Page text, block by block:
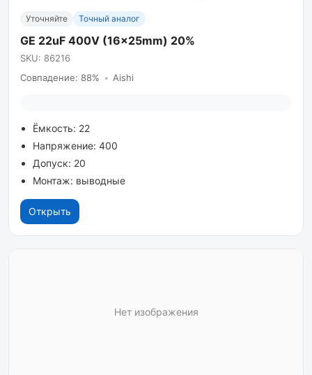
Уточняйте Точный аналог
GE 22uF 400V (16x25mm) 20%
SKU: 86216
Совпадение: 88% • Aishi
Ёмкость: 22
Напряжение: 400
Допуск: 20
Монтаж: выводные
Открыть
Нет изображения